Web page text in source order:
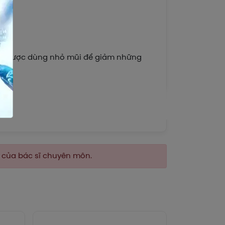
được dùng nhỏ mũi để giảm những
bác sĩ chuyên môn.